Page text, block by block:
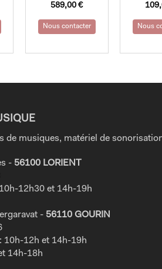
589,00€
Nous contacter Nous
de musiques, matériel de
- 56100 LORIENT
12h30 et 14h-19h
- 56110 GOURIN
10h-12h et 14h-19h
14h-18h